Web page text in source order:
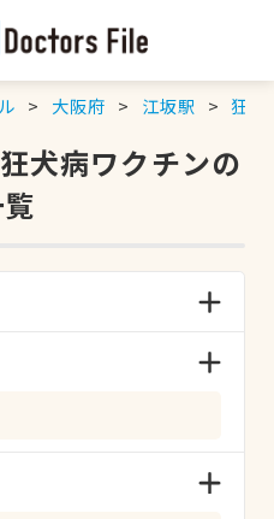
大阪府 江坂駅 狂犬
犬病ワクチンの